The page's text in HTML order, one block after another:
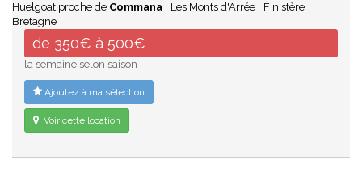
Huelgoat proche de Commana Les Monts d'Arrée
Finistère
Bretagne
de 350€ à 500€
la semaine selon saison
Ajoutez à ma sélection
Voir cette location